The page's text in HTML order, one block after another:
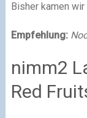
Bisher kamen
Empfehlung:
nimm2
Red